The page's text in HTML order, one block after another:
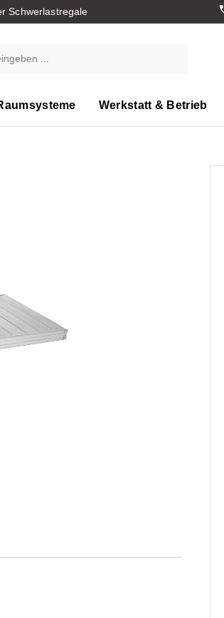
Schwerlastregale
Werkstatt & Betrieb